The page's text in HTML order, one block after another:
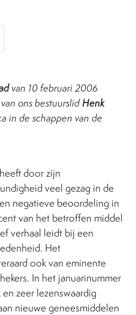
van 10 februari 2006
ons bestuurslidHenk
in de schappen van de
heeft door zijn
veel gezag in de
negatieve beoordeling in
van het betroffen middel
verhaal leidt bij een
Het
ook van eminente
In het januarinummer
zeer lezenswaardig
nieuwe geneesmiddelen